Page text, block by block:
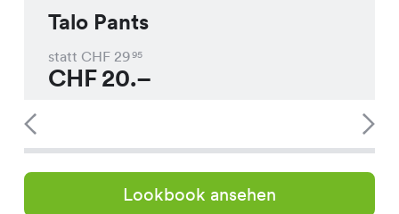
Talo Pants
statt CHF 2995
CHF20.–
Lookbook ansehen